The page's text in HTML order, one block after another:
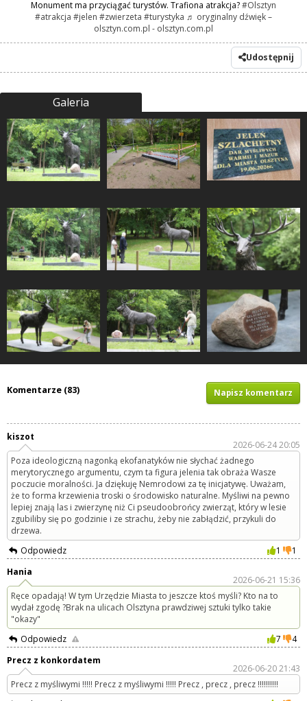
Monument ma przyciągać turystów. Trafiona atrakcja?#Olsztyn
#atrakcja #jelen #zwierzeta #turystyka ♬ oryginalny dźwięk –
olsztyn.com.pl - olsztyn.com.pl
Udostępnij
Galeria
Komentarze (83) Napisz komentarz
kiszot
2026-06-24 20:05
Poza ideologiczną nagonką ekofanatyków nie słychać żadnego
merytorycznego argumentu, czym ta figura jelenia tak obraża Wasze
poczucie moralności. Ja dziękuję Nemrodowi za tę inicjatywę. Uważam,
że to forma krzewienia troski o środowisko naturalne. Myśliwi na pewno
lepiej znają las i zwierzynę niż Ci pseudoobrońcy zwierząt, który w lesie
zgubiliby się po godzinie i ze strachu, żeby nie zabłądzić, przykuli do
drzewa.
Odpowiedz
1
1
Hania
2026-06-21 15:36
Ręce opadają! W tym Urzędzie Miasta to jeszcze ktoś myśli? Kto na to
wydał zgodę ?Brak na ulicach Olsztyna prawdziwej sztuki tylko takie
"okazy"
Odpowiedz
7
4
Precz z konkordatem
2026-06-20 21:43
Precz z myśliwymi !!!!! Precz z myśliwymi !!!!! Precz , precz , precz !!!!!!!!!!